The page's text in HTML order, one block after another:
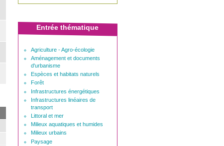
Entrée thématique
Agriculture - Agro-écologie
Aménagement et documents
d'urbanisme
Espèces et habitats naturels
Forêt
Infrastructures énergétiques
Infrastructures linéaires de
transport
Littoral et mer
Milieux aquatiques et humides
Milieux urbains
Paysage